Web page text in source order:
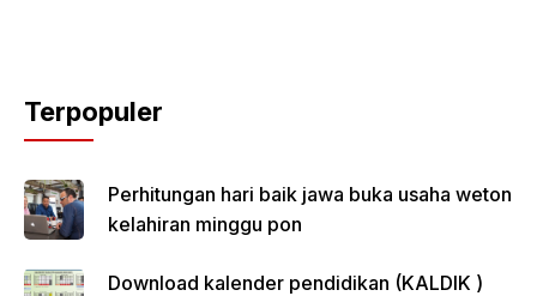
Terpopuler
Perhitungan hari baik jawa buka usaha weton
kelahiran minggu pon
Download kalender pendidikan (KALDIK )